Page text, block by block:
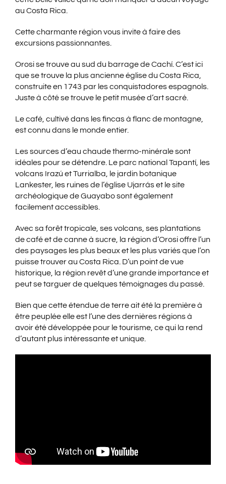
au Costa Rica.
Cette charmante région vous invite à faire des
excursions passionnantes.
Orosi se trouve au sud du barrage de Cachí. C’est ici
que se trouve la plus ancienne église du Costa Rica,
construite en 1743 par les conquistadores espagnols.
Juste à côté se trouve le petit musée d’art sacré.
Le café, cultivé dans les fincas à flanc de montagne,
est connu dans le monde entier.
Les sources d’eau chaude thermo-minérale sont
idéales pour se détendre. Le parc national Tapantí, les
volcans Irazú et Turrialba, le jardin botanique
Lankester, les ruines de l’église Ujarrás et le site
archéologique de Guayabo sont également
facilement accessibles.
Avec sa forêt tropicale, ses volcans, ses plantations
de café et de canne à sucre, la région d’Orosi offre l’un
des paysages les plus beaux et les plus variés que l’on
puisse trouver au Costa Rica. D’un point de vue
historique, la région revêt d’une grande importance et
peut se targuer de quelques témoignages du passé.
Bien que cette étendue de terre ait été la première à
être peuplée elle est l’une des dernières régions à
avoir été développée pour le tourisme, ce qui la rend
d’autant plus intéressante et unique.